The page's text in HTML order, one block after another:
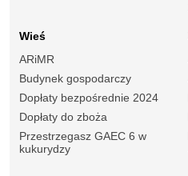
Wieś
ARiMR
Budynek gospodarczy
Dopłaty bezpośrednie 2024
Dopłaty do zboża
Przestrzegasz GAEC 6 w
kukurydzy